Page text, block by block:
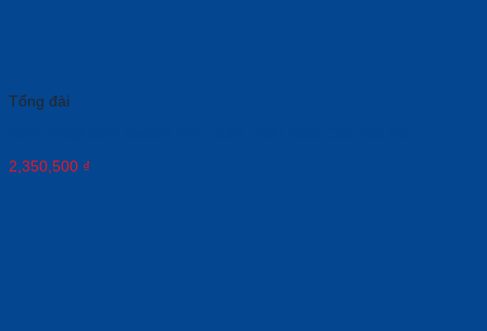
Tổng đài
2,350,500 ₫